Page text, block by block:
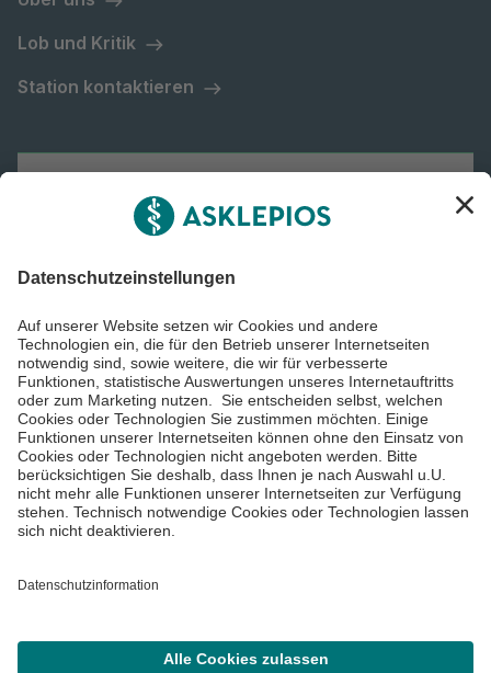
Lob und Kritik
Station kontaktieren
Asklepios Gruppe
Impressum